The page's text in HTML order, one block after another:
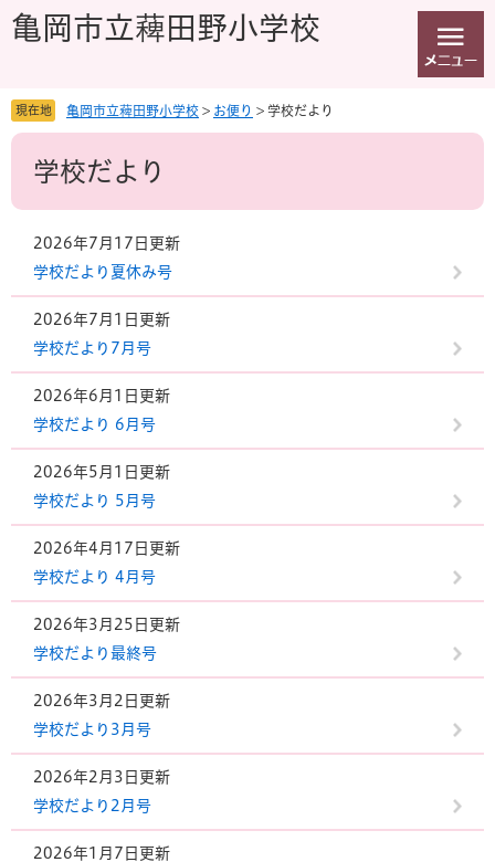
先
を
亀岡市立薭田野小学校
現在地 亀岡市立薭田野小学校 > お便り > 学校だより
本
学校だより
2026年7月17日更新
学校だより夏休み号
2026年7月1日更新
学校だより7月号
2026年6月1日更新
学校だより 6月号
2026年5月1日更新
学校だより 5月号
2026年4月17日更新
学校だより 4月号
2026年3月25日更新
学校だより最終号
2026年3月2日更新
学校だより3月号
2026年2月3日更新
学校だより2月号
2026年1月7日更新